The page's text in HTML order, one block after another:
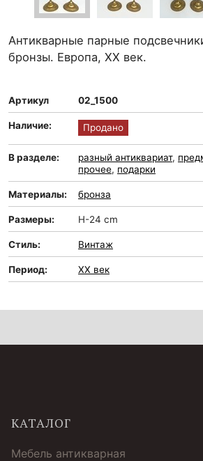
Антикварные парные
бронзы. Европа, ХХ век.
Артикул 02_1500
Наличие: Продано
В разделе: разный антиквариат,
прочее, подарки
Материалы: бронза
Размеры: H-24 cm
Стиль: Винтаж
Период: XX век
КАТАЛОГ
Мебель антикварная